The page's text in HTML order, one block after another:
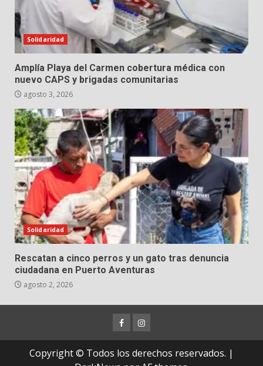
Solidaridad
Amplía Playa del Carmen cobertura médica con
nuevo CAPS y brigadas comunitarias
agosto 3, 2026
Solidaridad
Rescatan a cinco perros y un gato tras denuncia
ciudadana en Puerto Aventuras
agosto 2, 2026
FacebookInstagram
Copyright © Todos los derechos reservados. |